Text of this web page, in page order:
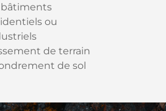
ou
de terrain
de sol